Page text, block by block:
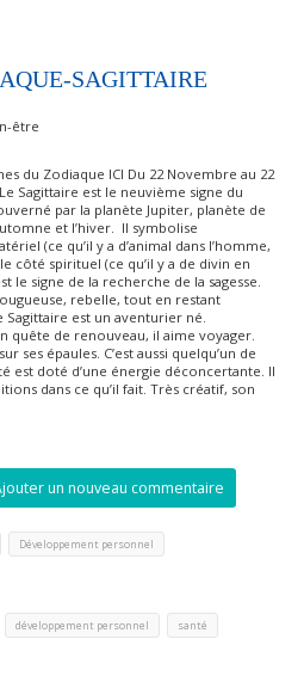
SAGITTAIRE
être
du Zodiaque ICI Du 22 Novembre au 22
Sagittaire est le neuvième signe du
par la planète Jupiter, planète de
et l’hiver. Il symbolise
(ce qu’il y a d’animal dans l’homme,
côté spirituel (ce qu’il y a de divin en
le signe de la recherche de la sagesse.
rebelle, tout en restant
est un aventurier né.
quête de renouveau, il aime voyager.
ses épaules. C’est aussi quelqu’un de
est doté d’une énergie déconcertante. Il
dans ce qu’il fait. Très créatif, son
un nouveau commentaire
Développement personnel
développement personnel santé